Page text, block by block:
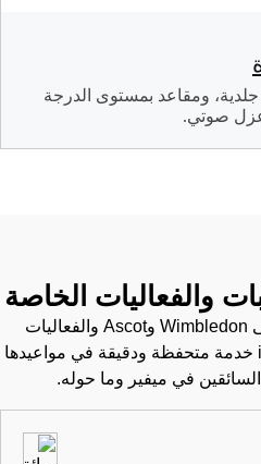
ومقاعد بمستوى الدرجة
صوتي.
والفعاليات الخاصة
من مجموعات Claridge's إلى Wimbledon وAscot والفعاليات
الخاصة — تقدم iPro Chauffeur خدمة متحفظة ودقيقة في مواعيدها
في ميفير وما حوله.